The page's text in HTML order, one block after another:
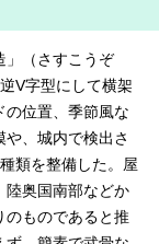
」（さすこうぞ
V字型にして横架
の位置、季節風な
、城内で検出さ
類を整備した。屋
陸奥国南部などか
のものであると推